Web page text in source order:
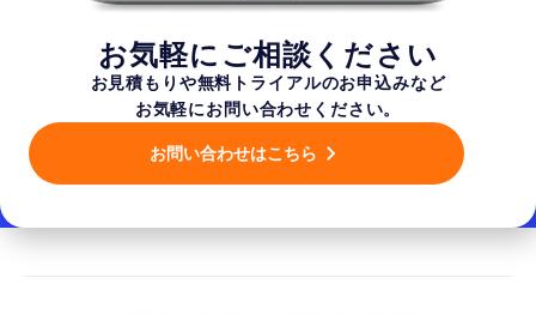
お気軽にご相談ください
お見積もりや無料トライアルのお申込みなど
お気軽にお問い合わせください。
お問い合わせはこちら